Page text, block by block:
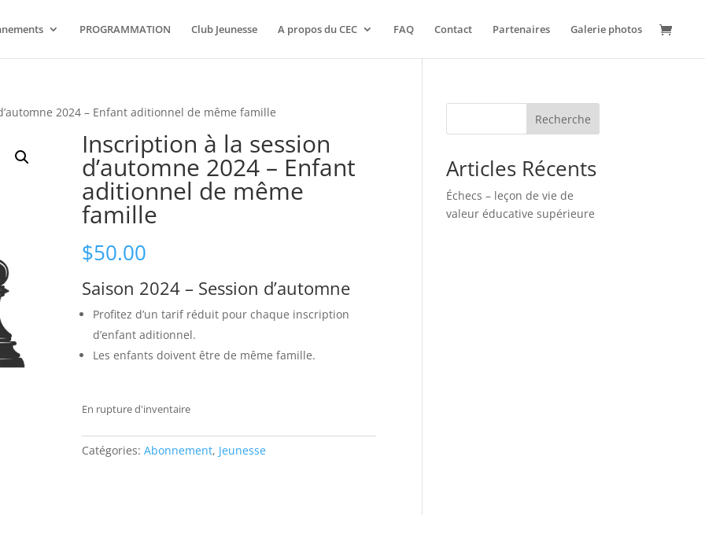
PROGRAMMATION Club Jeunesse A propos du CEC FAQ Contact Partenaires Galerie photos
2024 – Enfant aditionnel de même famille
Inscription à la session
d’automne 2024 – Enfant
aditionnel de même
famille
$50.00
Saison 2024 – Session d’automne
Profitez d’un tarif réduit pour chaque inscription
d’enfant aditionnel.
Les enfants doivent être de même famille.
En rupture d'inventaire
Catégories: Abonnement, Jeunesse
Recherche
Articles Récents
Échecs – leçon de vie de
valeur éducative supérieure